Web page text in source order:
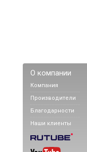
О компании
Компания
Производители
Благодарности
Наши клиенты